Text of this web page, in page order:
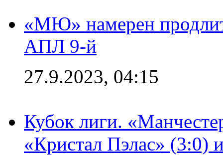
«МЮ» намерен
АПЛ 9-й
27.9.2023, 04:15
Кубок лиги.
«Кристал Пэлас» (3:0)